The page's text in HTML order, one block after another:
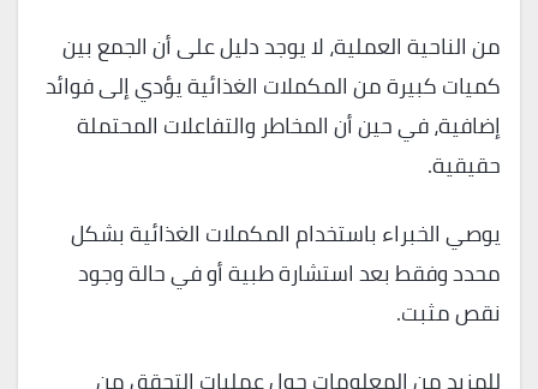
من الناحية العملية، لا يوجد دليل على أن الجمع بين
كميات كبيرة من المكملات الغذائية يؤدي إلى فوائد
إضافية، في حين أن المخاطر والتفاعلات المحتملة
حقيقية.
يوصي الخبراء باستخدام المكملات الغذائية بشكل
محدد وفقط بعد استشارة طبية أو في حالة وجود
نقص مثبت.